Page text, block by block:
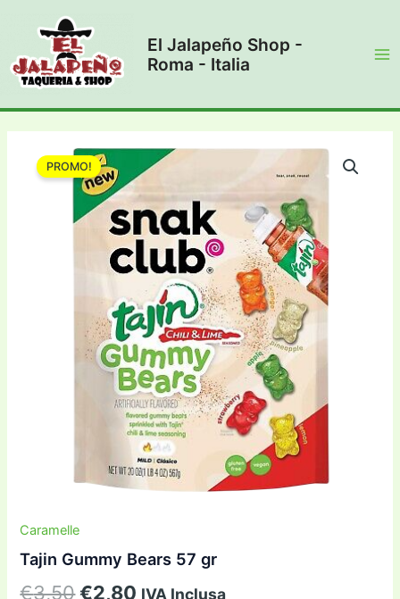
contenuto
El Jalapeño Shop -
Roma - Italia
PROMO!
Caramelle
Tajin Gummy Bears 57 gr
€3,50Il
€2,80 Il
IVA Inclusa